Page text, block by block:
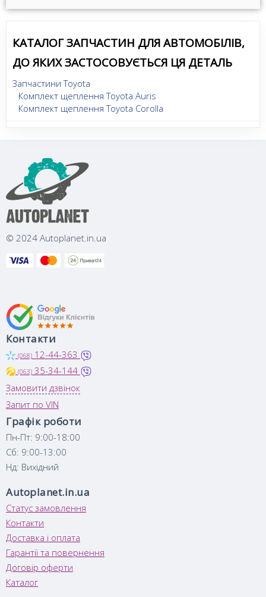
КАТАЛОГ ЗАПЧАСТИН ДЛЯ АВТОМОБІЛІВ,
ДО ЯКИХ ЗАСТОСОВУЄТЬСЯ ЦЯ ДЕТАЛЬ
Запчастини Toyota
Комплект щеплення Toyota Auris
Комплект щеплення Toyota Corolla
© 2024 Autoplanet.in.ua
Контакти
(068) 12-44-363
(063) 35-34-144
Замовити дзвінок
Запит по VIN
Графік роботи
Пн-Пт: 9:00-18:00
Сб: 9:00-13:00
Нд: Вихідний
Autoplanet.in.ua
Статус замовлення
Контакти
Доставка і оплата
Гарантії та повернення
Договір оферти
Каталог